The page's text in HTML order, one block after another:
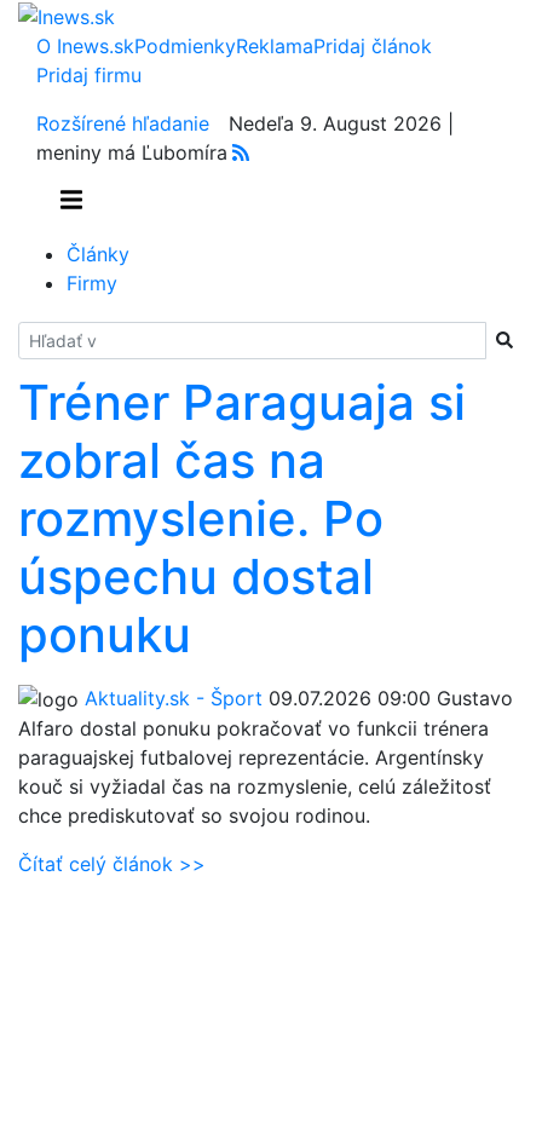
O Inews.skPodmienkyReklamaPridaj článok
Pridaj firmu
Rozšírené hľadanie
Nedeľa 9. August 2026 |
meniny má Ľubomíra
Články
Firmy
Hladať
Tréner Paraguaja si
zobral čas na
rozmyslenie. Po
úspechu dostal
ponuku
Aktuality.sk - Šport 09.07.2026 09:00 Gustavo
Alfaro dostal ponuku pokračovať vo funkcii trénera
paraguajskej futbalovej reprezentácie. Argentínsky
kouč si vyžiadal čas na rozmyslenie, celú záležitosť
chce prediskutovať so svojou rodinou.
Čítať celý článok >>